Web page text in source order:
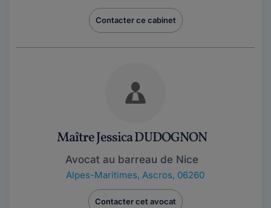
Contacter ce cabinet
Maître Jessica DUDOGNON
Avocat au barreau de Nice
Alpes-Maritimes, Ascros, 06260
Contacter cet avocat